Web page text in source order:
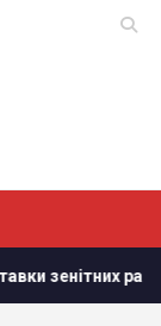
- NYT У